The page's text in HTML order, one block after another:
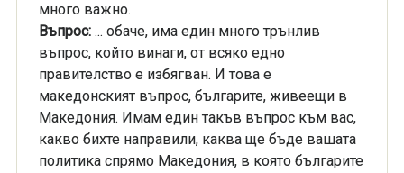
много важно.
Въпрос: ... обаче, има един много трънлив
въпрос, който винаги, от всяко едно
правителство е избягван. И това е
македонският въпрос, българите, живеещи в
Македония. Имам един такъв въпрос към вас,
какво бихте направили, каква ще бъде вашата
политика спрямо Македония, в която българите